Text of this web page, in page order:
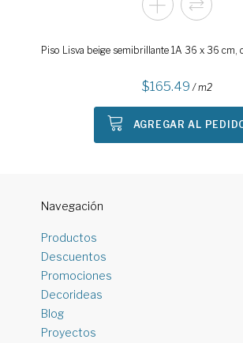
Piso Lisva beige semibrillante 1A 36 x 36 cm,
165.49 / m2
AGREGAR AL
Navegación
Productos
Descuentos
Promociones
Decorideas
Blog
Proyectos